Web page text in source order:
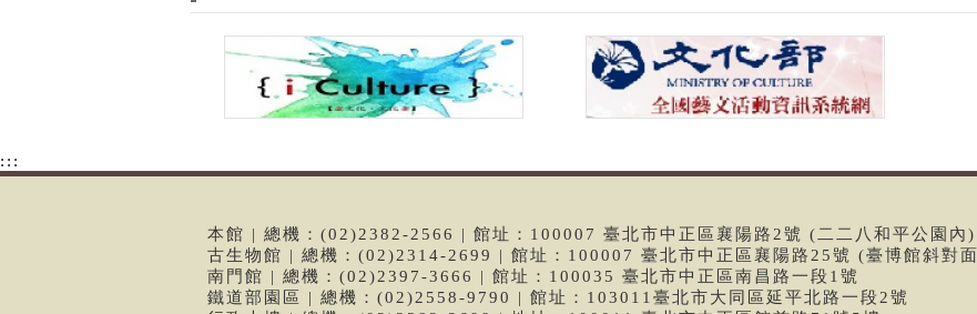
:::
本館 | 總機：(02)2382-2566 | 館址：100007 臺北市中正區襄陽路2號 (二二八和平公園內)
古生物館 | 總機：(02)2314-2699 | 館址：100007 臺北市中正區襄陽路25號 (臺博館斜對
南門館 | 總機：(02)2397-3666 | 館址：100035 臺北市中正區南昌路一段1號
鐵道部園區 | 總機：(02)2558-9790 | 館址：103011臺北市大同區延平北路一段2號